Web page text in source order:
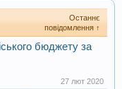
Останнє
повідомлення ↑
бюджету за
27 лют 2020